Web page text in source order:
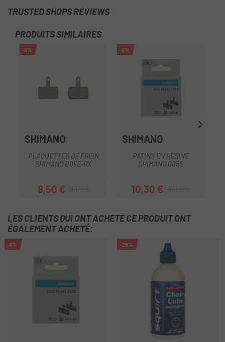
TRUSTED SHOPS REVIEWS
PRODUITS SIMILAIRES
-5%
SHIMANO
PLAQUETTES DE FREIN
SHIMANO B05S-RX
Prix
8,50 €Prix habituel
-6%
SHIMANO
PATINS EN RÉSINE
SHIMANO G05S
Prix
10,30 €Prix habituel
LES CLIENTS QUI ONT ACHETÉ CE PRODUIT ONT
ÉGALEMENT ACHETÉ:
-6% -26%